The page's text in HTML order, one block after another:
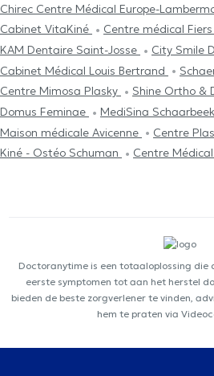
Chirec Centre Médical Europe-
Cabinet VitaKiné
Centre médical Fiers
KAM Dentaire Saint-Josse
City Smile
Cabinet Médical Louis Bertrand
Centre Mimosa Plasky
Shine Ortho &
Domus Feminae
MediSina Schaarbeek
Maison médicale Avicenne
Centre
Kiné - Ostéo Schuman
Centre
Doctoranytime is een totaaloplossing
eerste symptomen tot aan het herstel
bieden de beste zorgverlener te vinden,
hem te praten via